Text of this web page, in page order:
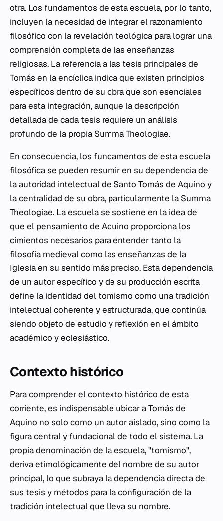
otra. Los fundamentos de esta escuela, por lo tanto,
incluyen la necesidad de integrar el razonamiento
filosófico con la revelación teológica para lograr una
comprensión completa de las enseñanzas
religiosas. La referencia a las tesis principales de
Tomás en la encíclica indica que existen principios
específicos dentro de su obra que son esenciales
para esta integración, aunque la descripción
detallada de cada tesis requiere un análisis
profundo de la propia Summa Theologiae.
En consecuencia, los fundamentos de esta escuela
filosófica se pueden resumir en su dependencia de
la autoridad intelectual de Santo Tomás de Aquino y
la centralidad de su obra, particularmente la Summa
Theologiae. La escuela se sostiene en la idea de
que el pensamiento de Aquino proporciona los
cimientos necesarios para entender tanto la
filosofía medieval como las enseñanzas de la
Iglesia en su sentido más preciso. Esta dependencia
de un autor específico y de su producción escrita
define la identidad del tomismo como una tradición
intelectual coherente y estructurada, que continúa
siendo objeto de estudio y reflexión en el ámbito
académico y eclesiástico.
Contexto histórico
Para comprender el contexto histórico de esta
corriente, es indispensable ubicar a Tomás de
Aquino no solo como un autor aislado, sino como la
figura central y fundacional de todo el sistema. La
propia denominación de la escuela, "tomismo",
deriva etimológicamente del nombre de su autor
principal, lo que subraya la dependencia directa de
sus tesis y métodos para la configuración de la
tradición intelectual que lleva su nombre.